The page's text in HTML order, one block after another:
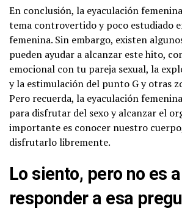
En conclusión, la eyaculación
tema controvertido y poco estudiado
femenina. Sin embargo, existen
pueden ayudar a alcanzar este hito,
emocional con tu pareja sexual, la
y la estimulación del punto G y otras
Pero recuerda, la eyaculación
para disfrutar del sexo y alcanzar el
importante es conocer nuestro
disfrutarlo libremente.
Lo siento, pero no es
responder a esa